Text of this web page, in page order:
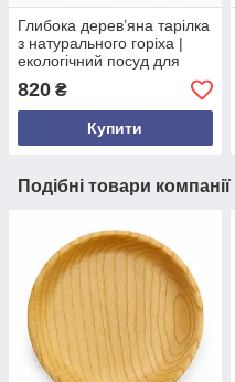
Глибока дерев’яна тарілка
з натурального горіха |
екологічний посуд для
подачі фруктів і страв
820 ₴
Купити
Подібні товари компанії